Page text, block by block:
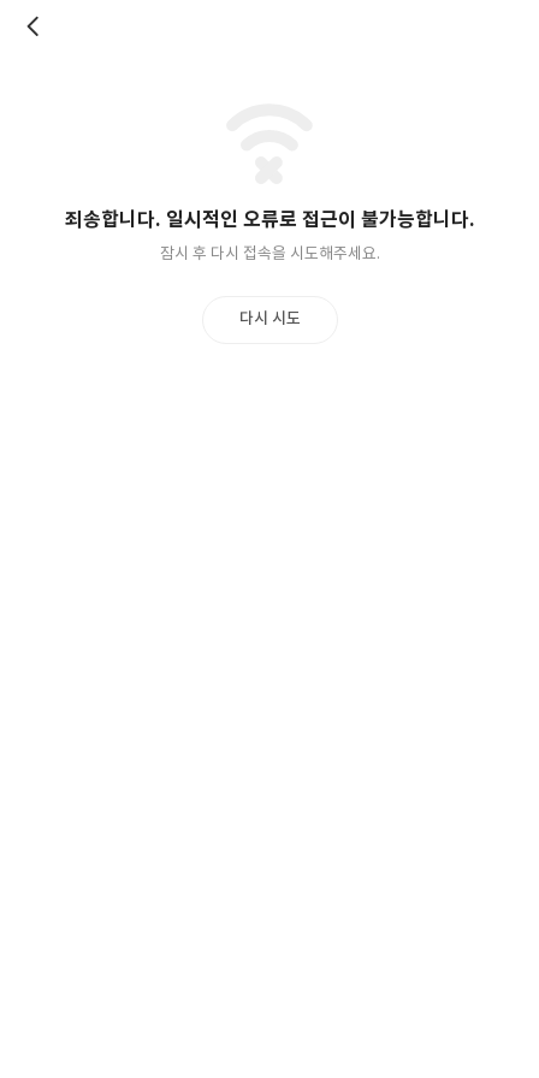
트
워
크
류
죄송합니다. 일시적인 오류로 접근이 불가능합니다.
잠시 후 다시 접속을 시도해주세요.
다시 시도